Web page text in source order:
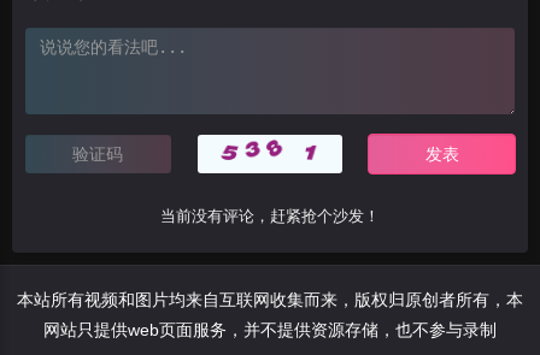
当前没有评论，赶紧抢个沙发！
本站所有视频和图片均来自互联网收集而来，版权归原创者所有，本
网站只提供web页面服务，并不提供资源存储，也不参与录制